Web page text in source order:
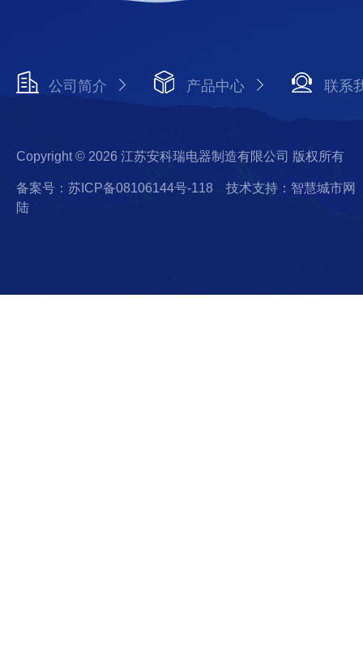
公司简介 产品中心 联系
Copyright © 2026 江苏安科瑞电器制造有限公司 版权所有
备案号：苏ICP备08106144号-118
技术支持：智慧城市网
陆